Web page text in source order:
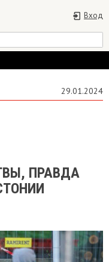
Вход
29.01.2024
ПРАВДА